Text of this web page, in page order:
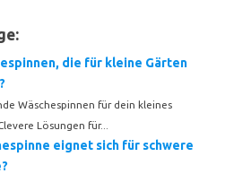
die für kleine Gärten
Wäschespinnen für dein kleines
Lösungen für...
eignet sich für schwere